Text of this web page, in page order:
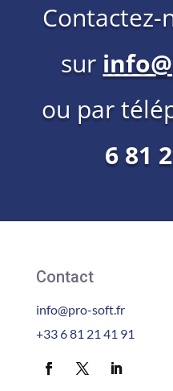
Contactez-
sur
ou par
6 81
Contact
info@pro-soft.fr
+33 6 81 21 41 91